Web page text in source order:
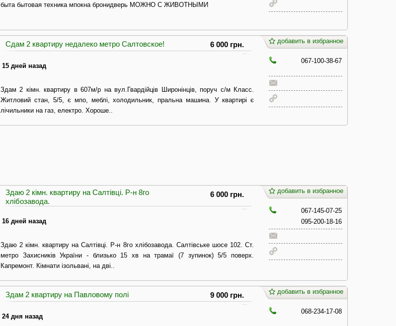
быта бытовая техника мпокна бронидверь МОЖНО С ЖИВОТНЫМИ
Сдам 2 квартиру недалеко метро Салтовское! 6 000 грн.
15 дней назад
Здам 2 кімн. квартиру в 607м/р на вул.Гвардійців Широнінців, поруч с/м Класс.
Житловий стан, 5/5, є мпо, меблі, холодильник, пральна машина. У квартирі є
лічильники на газ, електро. Хороше..
добавить в избранное
067-100-38-67
Здаю 2 кімн. квартиру на Салтівці. Р-н 8го
хлібозавода.
6 000 грн.
16 дней назад
Здаю 2 кімн. квартиру на Салтівці. Р-н 8го хлібозавода. Салтівське шосе 102. Ст.
метро Захисників України - близько 15 хв на трамаї (7 зупинок) 5/5 поверх.
Капремонт. Кімнати ізольвані, на дві..
добавить в избранное
067-145-07-25
095-200-18-16
Здам 2 квартиру на Павловому полі 9 000 грн.
24 дня назад
добавить в избранное
068-234-17-08